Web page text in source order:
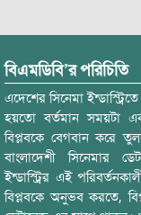
বিএমডিবি’র পরিচিতি
এদেশের সিনেমা
হয়তো বর্তমান সময়টা
বিপ্লবকে বেগবান করে
বাংলাদেশী সিনেমার
ইন্ডাস্ট্রির এই
বিপ্লবকে অনুভব করতে,